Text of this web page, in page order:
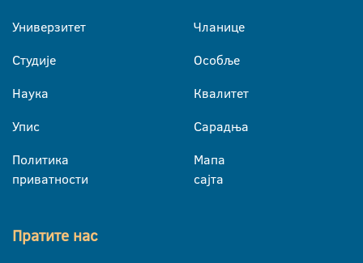
Универзитет
Студије
Наука
Упис
Политика
приватности
Чланице
Особље
Квалитет
Сарадња
Мапа
сајта
Пратите нас